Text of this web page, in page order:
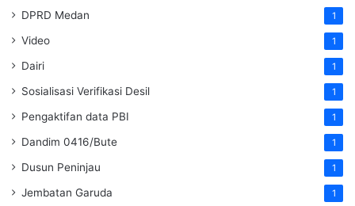
DPRD Medan 1
Video 1
Dairi 1
Sosialisasi Verifikasi Desil 1
Pengaktifan data PBI 1
Dandim 0416/Bute 1
Dusun Peninjau 1
Jembatan Garuda 1